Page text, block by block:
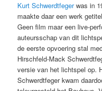
Kurt Schwerdtfegerwas in
maakte daar een werk
Geen film maar een live-
auteursschap van dit
de eerste opvoering stal
Hirschfeld-Mack
versie van het lichtspel op.
Schwerdtfeger kwam